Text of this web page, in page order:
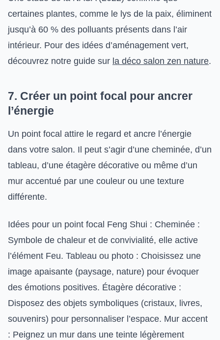
certaines plantes, comme le lys de la paix, éliminent
jusqu’à 60 % des polluants présents dans l’air
intérieur. Pour des idées d’aménagement vert,
découvrez notre guide sur la déco salon zen nature.
7. Créer un point focal pour ancrer
l’énergie
Un point focal attire le regard et ancre l’énergie
dans votre salon. Il peut s’agir d’une cheminée, d’un
tableau, d’une étagère décorative ou même d’un
mur accentué par une couleur ou une texture
différente.
Idées pour un point focal Feng Shui : Cheminée :
Symbole de chaleur et de convivialité, elle active
l’élément Feu. Tableau ou photo : Choisissez une
image apaisante (paysage, nature) pour évoquer
des émotions positives. Étagère décorative :
Disposez des objets symboliques (cristaux, livres,
souvenirs) pour personnaliser l’espace. Mur accent
: Peignez un mur dans une teinte légèrement